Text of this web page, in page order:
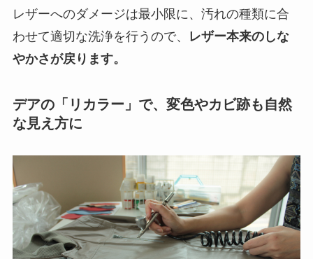
レザーへのダメージは最小限に、汚れの種類に合
わせて適切な洗浄を行うので、
レザー本来のしな
やかさが戻ります。
デアの「リカラー」で、変色やカビ跡も自然
な見え方に